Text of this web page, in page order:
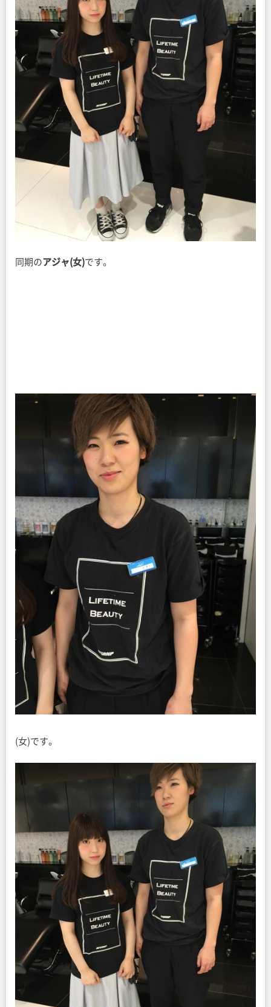
同期のアジャ(女)です。
(女)です。